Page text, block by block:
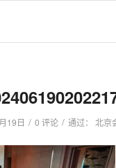
19日 / 0 评论 / 通过： 北京